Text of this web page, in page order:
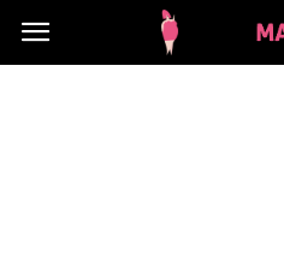
CialoMarzen.pl